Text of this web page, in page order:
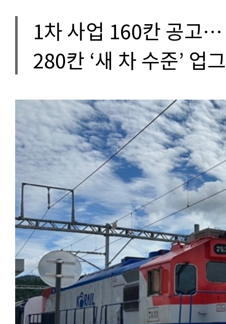
1차 사업 160칸 공고
280칸 ‘새 차 수준’ 업